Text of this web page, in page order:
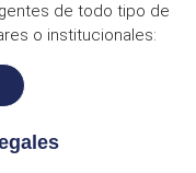
de todo tipo de
o institucionales: